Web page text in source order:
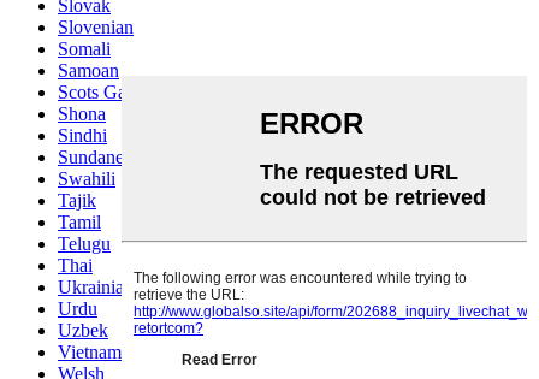
Slovak
Slovenian
Somali
Samoan
Scots Gaelic
Shona
Sindhi
Sundanese
Swahili
Tajik
Tamil
Telugu
Thai
Ukrainian
Urdu
Uzbek
Vietnamese
Welsh